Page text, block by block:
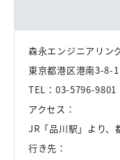
森永エンジニアリン
東京都港区港南3-8-
TEL：03-5796-9801
アクセス：
JR「品川駅」より、
行き先：